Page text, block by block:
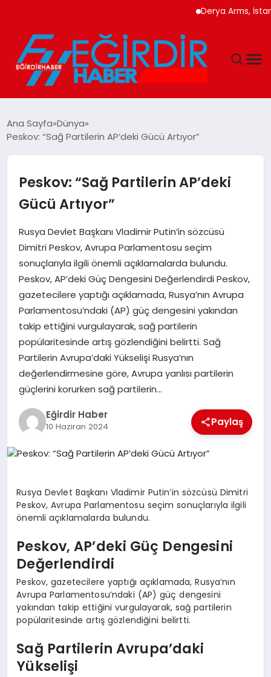
Derya Arms,
EKONOMI
GÜNDEM
MAGAZIN
SIYASET
SPOR
TEKNOLOJI
YAŞAM
Ana Sayfa Dünya
Peskov: “Sağ Partilerin AP’deki Gücü Artıyor”
Peskov: “Sağ Partilerin AP’deki
Gücü Artıyor”
Rusya Devlet Başkanı Vladimir Putin’in sözcüsü
Dimitri Peskov, Avrupa Parlamentosu seçim
sonuçlarıyla ilgili önemli açıklamalarda bulundu.
Peskov, AP’deki Güç Dengesini Değerlendirdi Peskov,
gazetecilere yaptığı açıklamada, Rusya’nın Avrupa
Parlamentosu’ndaki (AP) güç dengesini yakından
takip ettiğini vurgulayarak, sağ partilerin
popülaritesinde artış gözlendiğini belirtti. Sağ
Partilerin Avrupa’daki Yükselişi Rusya’nın
değerlendirmesine göre, Avrupa yanlısı partilerin
güçlerini korurken sağ partilerin…
Eğirdir Haber
10 Haziran 2024 Paylaş
Rusya Devlet Başkanı Vladimir Putin’in sözcüsü Dimitri
Peskov, Avrupa Parlamentosu seçim sonuçlarıyla ilgili
önemli açıklamalarda bulundu.
Peskov, AP’deki Güç Dengesini
Değerlendirdi
Peskov, gazetecilere yaptığı açıklamada, Rusya’nın
Avrupa Parlamentosu’ndaki (AP) güç dengesini
yakından takip ettiğini vurgulayarak, sağ partilerin
popülaritesinde artış gözlendiğini belirtti.
Sağ Partilerin Avrupa’daki
Yükselişi